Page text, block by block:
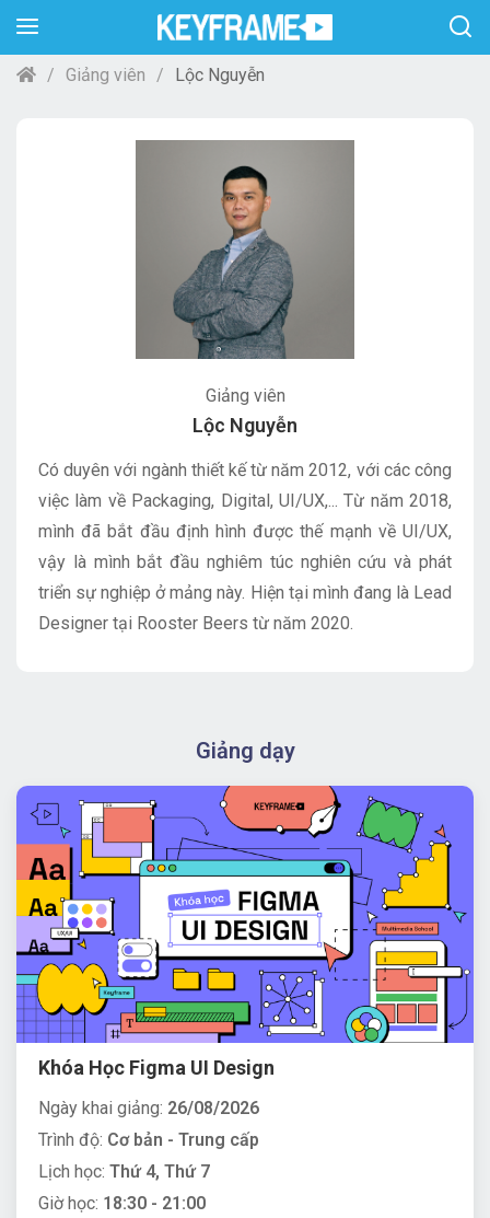
Giảng viên Lộc Nguyễn
Giảng viên
Lộc Nguyễn
Có duyên với ngành thiết kế từ năm 2012, với các công
việc làm về Packaging, Digital, UI/UX,... Từ năm 2018,
mình đã bắt đầu định hình được thế mạnh về UI/UX,
vậy là mình bắt đầu nghiêm túc nghiên cứu và phát
triển sự nghiệp ở mảng này. Hiện tại mình đang là Lead
Designer tại Rooster Beers từ năm 2020.
Giảng dạy
Khóa Học Figma UI Design
Ngày khai giảng: 26/08/2026
Trình độ: Cơ bản - Trung cấp
Lịch học: Thứ 4, Thứ 7
Giờ học: 18:30 - 21:00